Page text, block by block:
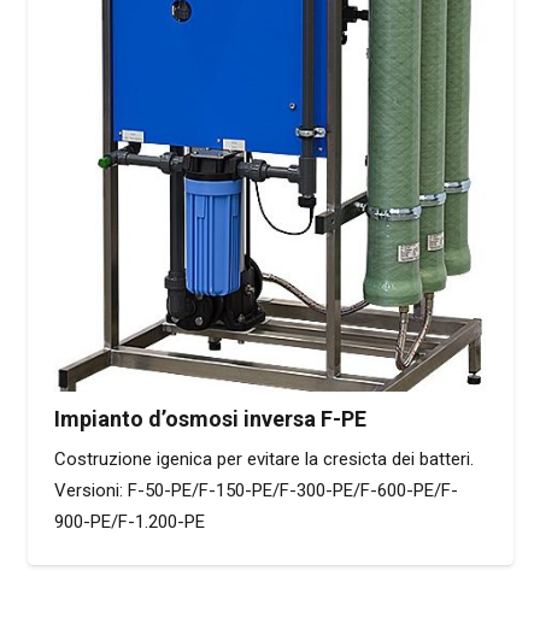
Impianto d’osmosi inversa F-PE
Costruzione igenica per evitare la cresicta dei batteri.
Versioni: F-50-PE/F-150-PE/F-300-PE/F-600-PE/F-
900-PE/F-1.200-PE